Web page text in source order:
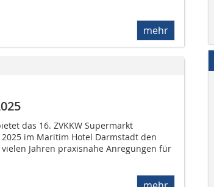
mehr
das 16. ZVKKW Supermarkt
im Maritim Hotel Darmstadt den
Jahren praxisnahe Anregungen für